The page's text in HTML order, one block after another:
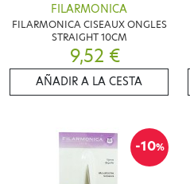
FILARMONICA
FILARMONICA CISEAUX ONGLES
STRAIGHT 10CM
9,52 €
AÑADIR A LA CESTA
-10%